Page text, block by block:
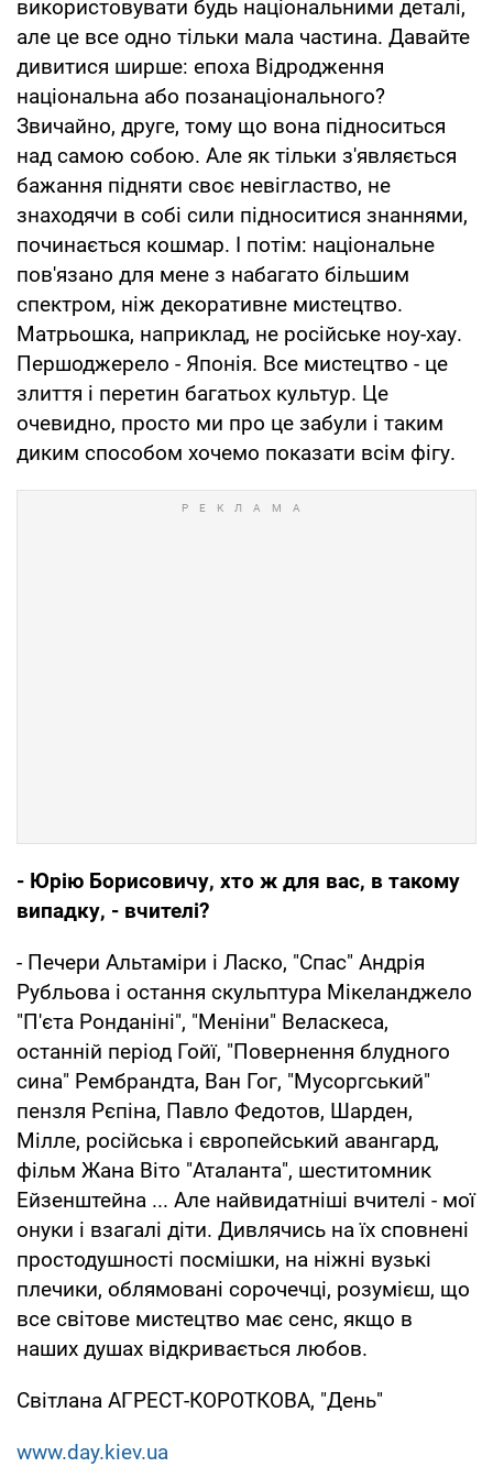
використовувати будь національними деталі,
але це все одно тільки мала частина. Давайте
дивитися ширше: епоха Відродження
національна або позанаціонального?
Звичайно, друге, тому що вона підноситься
над самою собою. Але як тільки з'являється
бажання підняти своє невігластво, не
знаходячи в собі сили підноситися знаннями,
починається кошмар. І потім: національне
пов'язано для мене з набагато більшим
спектром, ніж декоративне мистецтво.
Матрьошка, наприклад, не російське ноу-хау.
Першоджерело - Японія. Все мистецтво - це
злиття і перетин багатьох культур. Це
очевидно, просто ми про це забули і таким
диким способом хочемо показати всім фігу.
- Юрію Борисовичу, хто ж для вас, в такому
випадку, - вчителі?
- Печери Альтаміри і Ласко, "Спас" Андрія
Рубльова і остання скульптура Мікеланджело
"П'єта Ронданіні", "Меніни" Веласкеса,
останній період Гойї, "Повернення блудного
сина" Рембрандта, Ван Гог, "Мусоргський"
пензля Рєпіна, Павло Федотов, Шарден,
Мілле, російська і європейський авангард,
фільм Жана Віто "Аталанта", шеститомник
Ейзенштейна ... Але найвидатніші вчителі - мої
онуки і взагалі діти. Дивлячись на їх сповнені
простодушності посмішки, на ніжні вузькі
плечики, облямовані сорочечці, розумієш, що
все світове мистецтво має сенс, якщо в
наших душах відкривається любов.
Світлана АГРЕСТ-КОРОТКОВА, "День"
www.day.kiev.ua